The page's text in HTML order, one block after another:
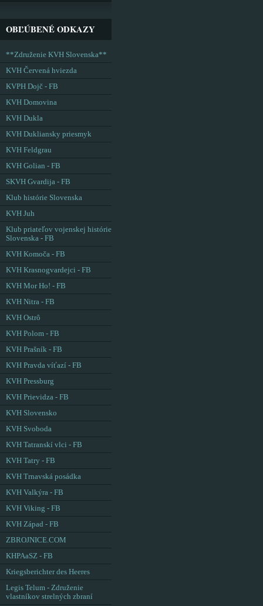
OBĽÚBENÉ ODKAZY
**Združenie KVH Slovenska**
KVH Červená hviezda
KVPH Dojč - FB
KVH Domovina
KVH Dukla
KVH Dukliansky priesmyk
KVH Feldgrau
KVH Golian - FB
SKVH Gvardija - FB
Klub histórie Slovenska
KVH Juh
Klub priateľov vojenskej histórie
Slovenska - FB
KVH Komoča - FB
KVH Krasnogvardejci - FB
KVH Mor Ho! - FB
KVH Nitra - FB
KVH Ostrô
KVH Polom - FB
KVH Prašník - FB
KVH Pravda víťazí - FB
KVH Pressburg
KVH Prievidza - FB
KVH Slovensko
KVH Svoboda
KVH Tatranskí vlci - FB
KVH Tatry - FB
KVH Trnavská posádka
KVH Valkýra - FB
KVH Viking - FB
KVH Západ - FB
ZBROJNICE.COM
KHPAaSZ - FB
Kriegsberichter des Heeres
Legis Telum - Združenie
vlastníkov strelných zbraní